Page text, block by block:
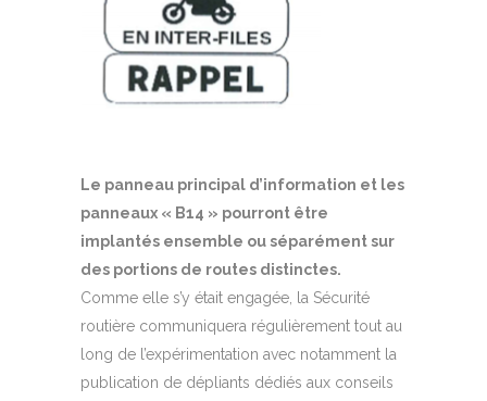
Le panneau principal d’information et les
panneaux « B14 » pourront être
implantés ensemble ou séparément sur
des portions de routes distinctes.
Comme elle s’y était engagée, la Sécurité
routière communiquera régulièrement tout au
long de l’expérimentation avec notamment la
publication de dépliants dédiés aux conseils